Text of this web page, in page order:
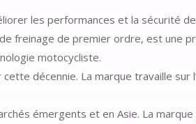
les performances et la sécurité
freinage de premier ordre, est une
motocycliste​.
décennie. La marque travaille sur
émergents et en Asie. La